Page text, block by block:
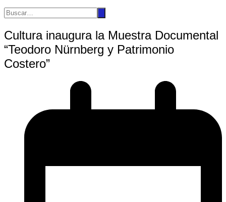
Cultura inaugura la Muestra Documental
“Teodoro Nürnberg y Patrimonio
Costero”